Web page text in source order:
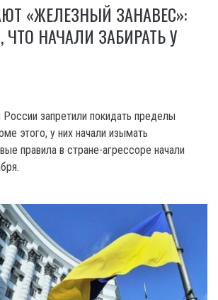
«ЖЕЛЕЗНЫЙ ЗАНАВЕС»:
НАЧАЛИ ЗАБИРАТЬ У
запретили покидать пределы
этого, у них начали изымать
правила в стране-агрессоре начали